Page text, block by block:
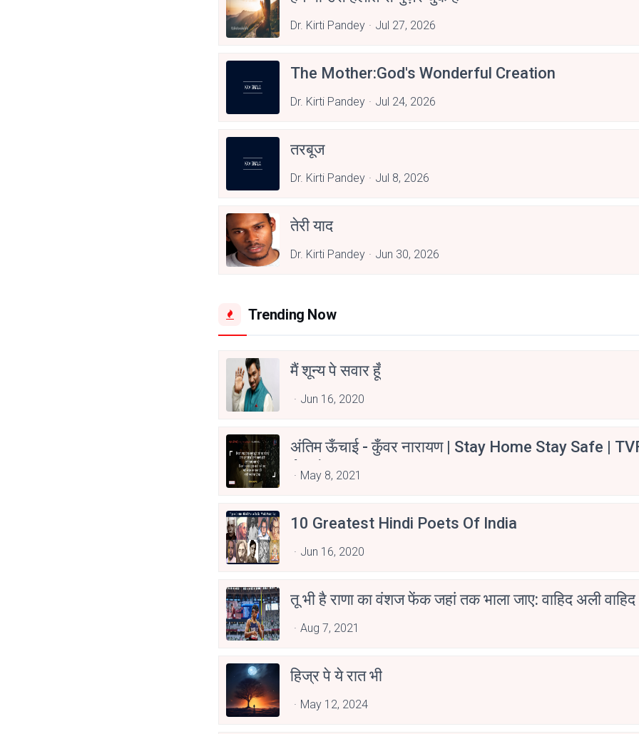
Dr. Kirti Pandey Jul 27, 2026
The Mother:God's Wonderful Creation
Dr. Kirti Pandey Jul 24, 2026
तरबूज
Dr. Kirti Pandey Jul 8, 2026
तेरी याद
Dr. Kirti Pandey Jun 30, 2026
Trending Now
मैं शून्य पे सवार हूँ
Jun 16, 2020
अंतिम ऊँचाई - कुँवर नारायण | Stay Home Stay Safe |
Aspirants
May 8, 2021
10 Greatest Hindi Poets Of India
Jun 16, 2020
तू भी है राणा का वंशज फेंक जहां तक भाला जाए: वाहिद अली वाहिद
Aug 7, 2021
हिज्र पे ये रात भी
May 12, 2024